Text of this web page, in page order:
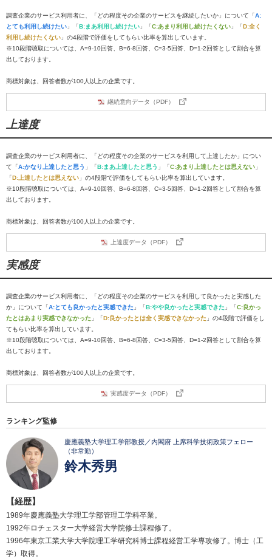
調査企業のサービス利用者に、「どの程度その企業のサービスを継続したいか」について「A:
とても利用し続けたい 」「B:まあ利用し続けたい 」「C:あまり利用し続けたくない 」「D:全く
利用し続けたくない 」の4段階で評価をしてもらい比率を算出しています。
※10段階聴取については、A=9-10回答、B=6-8回答、C=3-5回答、D=1-2回答として割合を算
出しております。
商標対象は、回答者数が100人以上の企業です。
継続意向データ（PDF）
上達度
調査企業のサービス利用者に、「どの程度その企業のサービスを利用して上達したか」につい
て「A:かなり上達したと思う 」「B:まあ上達したと思う 」「C:あまり上達したとは思えない 」
「D:上達したとは思えない 」の4段階で評価をしてもらい比率を算出しています。
※10段階聴取については、A=9-10回答、B=6-8回答、C=3-5回答、D=1-2回答として割合を算
出しております。
商標対象は、回答者数が100人以上の企業です。
上達度データ（PDF）
実感度
調査企業のサービス利用者に、「どの程度その企業のサービスを利用して良かったと実感した
か」について「A:とても良かったと実感できた 」「B:やや良かったと実感できた 」「C:良かっ
たとはあまり実感できなかった 」「D:良かったとは全く実感できなかった 」の4段階で評価をし
てもらい比率を算出しています。
※10段階聴取については、A=9-10回答、B=6-8回答、C=3-5回答、D=1-2回答として割合を算
出しております。
商標対象は、回答者数が100人以上の企業です。
実感度データ（PDF）
ランキング監修
慶應義塾大学理工学部教授／内閣府 上席科学技術政策フェロー
（非常勤）
鈴木秀男
【経歴】
1989年慶應義塾大学理工学部管理工学科卒業。
1992年ロチェスター大学経営大学院修士課程修了。
1996年東京工業大学大学院理工学研究科博士課程経営工学専攻修了。博士（工
学）取得。